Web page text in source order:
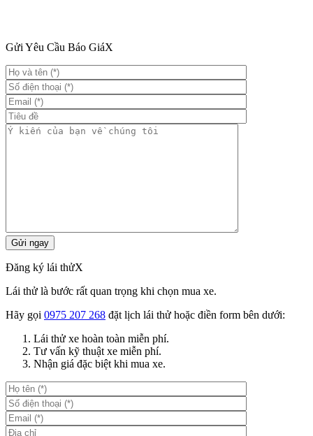
Gửi Yêu Cầu Báo GiáX
Đăng ký lái thửX
Lái thử là bước rất quan trọng khi chọn mua xe.
Hãy gọi 0975 207 268 đặt lịch lái thử hoặc điền form bên dưới:
Lái thử xe hoàn toàn miễn phí.
Tư vấn kỹ thuật xe miễn phí.
Nhận giá đặc biệt khi mua xe.